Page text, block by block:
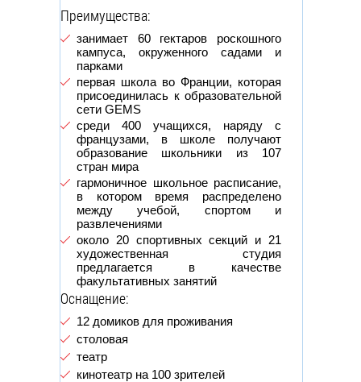
Преимущества:
занимает 60 гектаров роскошного
кампуса, окруженного садами и
парками
первая школа во Франции, которая
присоединилась к образовательной
сети GEMS
среди 400 учащихся, наряду с
французами, в школе получают
образование школьники из 107
стран мира
гармоничное школьное расписание,
в котором время распределено
между учебой, спортом и
развлечениями
около 20 спортивных секций и 21
художественная студия
предлагается в качестве
факультативных занятий
Оснащение:
12 домиков для проживания
столовая
театр
кинотеатр на 100 зрителей